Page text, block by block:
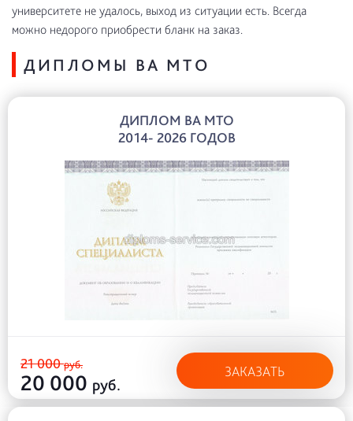
университете не удалось, выход из ситуации есть. Всегда
можно недорого приобрести бланк на заказ.
ДИПЛОМЫ ВА МТО
ДИПЛОМ ВА МТО
2014- 2026 ГОДОВ
21 000руб.
20 000 руб.
ЗАКАЗАТЬ